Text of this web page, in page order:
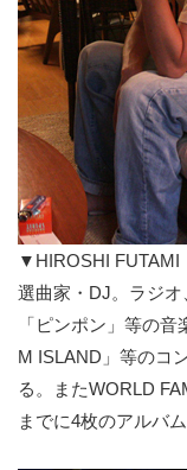
▼HIROSHI FUTAMI
選曲家・DJ。ラジ
「ピンポン」等の
M ISLAND」等のコ
る。またWORLD
までに4枚のアルバ